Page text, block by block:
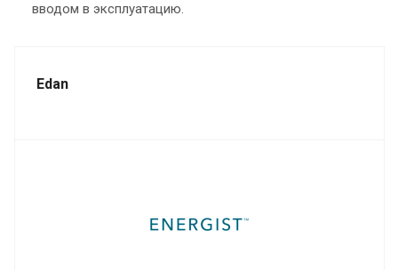
вводом в эксплуатацию.
Edan